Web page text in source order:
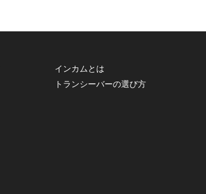
インカムとは
トランシーバーの選び方